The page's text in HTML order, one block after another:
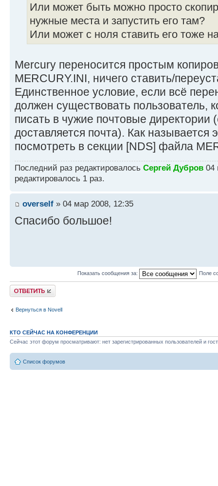
Или может быть можно просто
нужные места и запустить его там?
Или может с ноля ставить его тоже
Mercury переносится простым
MERCURY.INI, ничего ставить/
Единственное условие, если всё
должен существовать пользователь,
писать в чужие почтовые директории
доставляется почта). Как называется
посмотреть в секции [NDS] файла
Последний раз редактировалось Сергей Дубров 04
редактировалось 1 раз.
overself » 04 мар 2008, 12:35
Спасибо большое!
Показать сообщения за: Поле
Ответить
Вернуться в Novell
КТО СЕЙЧАС НА КОНФЕРЕНЦИИ
Сейчас этот форум просматривают: нет зарегистрированных пользователей и
Список форумов